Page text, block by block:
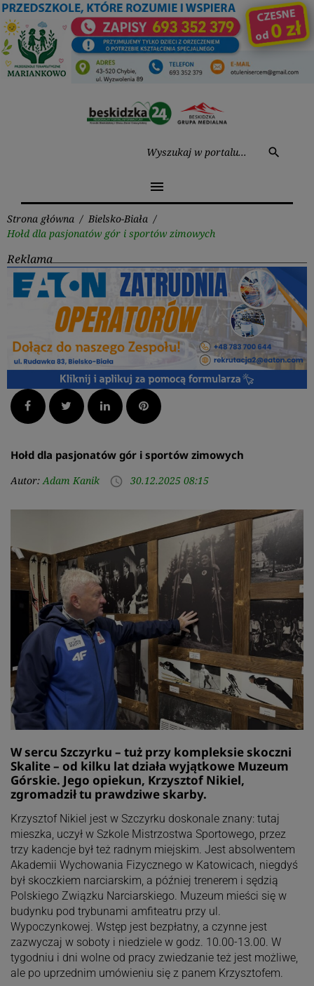
Przejdź
do
treści
search
menu
Strona główna / Bielsko-Biała /
Hołd dla pasjonatów gór i sportów zimowych
Reklama
Facebook Twitter LinkedInPinterest
Hołd dla pasjonatów gór i sportów zimowych
Autor: Adam Kanik access_time 30.12.2025 08:15
W sercu Szczyrku – tuż przy kompleksie skoczni
Skalite – od kilku lat działa wyjątkowe Muzeum
Górskie. Jego opiekun, Krzysztof Nikiel,
zgromadził tu prawdziwe skarby.
Krzysztof Nikiel jest w Szczyrku doskonale znany: tutaj
mieszka, uczył w Szkole Mistrzostwa Sportowego, przez
trzy kadencje był też radnym miejskim. Jest absolwentem
Akademii Wychowania Fizycznego w Katowicach, niegdyś
był skoczkiem narciarskim, a później trenerem i sędzią
Polskiego Związku Narciarskiego. Muzeum mieści się w
budynku pod trybunami amfiteatru przy ul.
Wypoczynkowej. Wstęp jest bezpłatny, a czynne jest
zazwyczaj w soboty i niedziele w godz. 10.00-13.00. W
tygodniu i dni wolne od pracy zwiedzanie też jest możliwe,
ale po uprzednim umówieniu się z panem Krzysztofem.